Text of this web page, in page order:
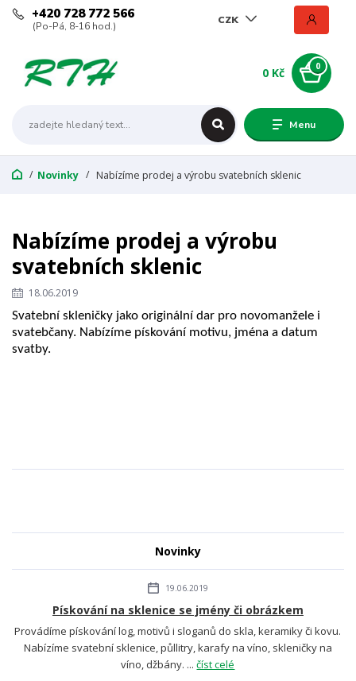
Menu
CZK
+420 728 772 566
(Po-Pá, 8-16 hod.)
0
0 Kč
Novinky Nabízíme prodej a výrobu svatebních sklenic
Novinky
19.06.2019
Pískování na sklenice se jmény či obrázkem
Provádíme pískování log, motivů i sloganů do skla, keramiky či kovu.
Nabízíme svatební sklenice, půllitry, karafy na víno, skleničky na
víno, džbány. ...číst celé
Nabízíme prodej a výrobu
svatebních sklenic
18.06.2019
Svatební skleničky jako originální dar pro novomanžele i
svatebčany. Nabízíme pískování motivu, jména a datum
svatby.